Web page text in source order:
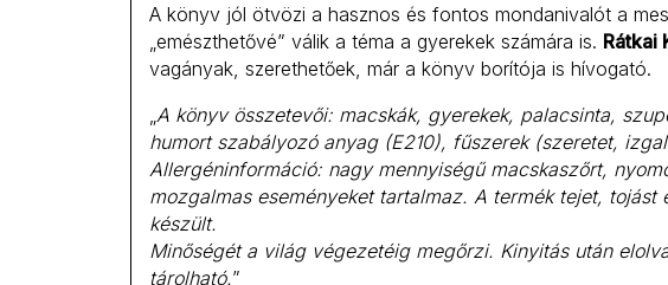
A könyv jól ötvözi a hasznos és fontos mondanivalót a
„emészthetővé” válik a téma a gyerekek számára is. Rátkai
vagányak, szerethetőek, már a könyv borítója is hívogató.
A könyv összetevői: macskák, gyerekek, palacsinta,
humort szabályozó anyag (E210), fűszerek (szeretet,
Allergéninformáció: nagy mennyiségű macskaszőrt,
mozgalmas eseményeket tartalmaz. A termék tejet,
készült.
Minőségét a világ végezetéig megőrzi. Kinyitás után
tárolható.”